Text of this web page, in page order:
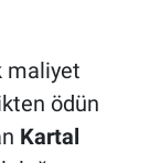
maliyet
ödün
Kartal